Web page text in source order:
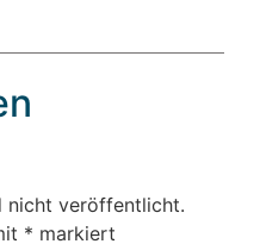
nicht veröffentlicht.
* markiert